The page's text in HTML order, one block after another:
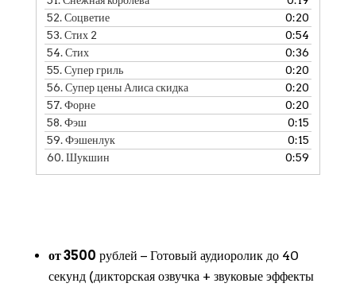
52.Соцветие
0:20
53.Стих 2
0:54
54.Стих
0:36
55.Супер гриль
0:20
56.Супер цены Алиса скидка
0:20
57.Форне
0:20
58.Фэш
0:15
59.Фэшенлук
0:15
60.Шукшин 0:59
от 3500 рублей − Готовый аудиоролик до 40
секунд (дикторская озвучка + звуковые эффекты